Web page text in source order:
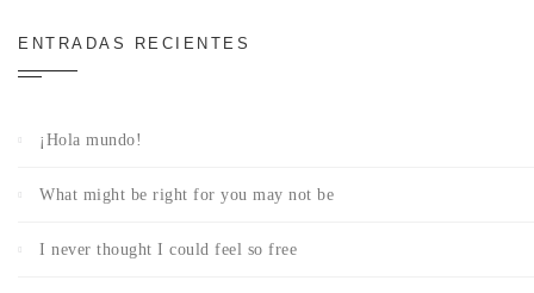
ENTRADAS RECIENTES
¡Hola mundo!
What might be right for you may not be
I never thought I could feel so free